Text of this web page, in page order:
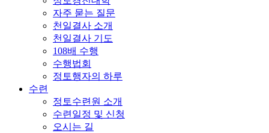
자주 묻는 질문
천일결사 소개
천일결사 기도
108배 수행
수행법회
정토행자의 하루
수련
정토수련원 소개
수련일정 및 신청
오시는 길